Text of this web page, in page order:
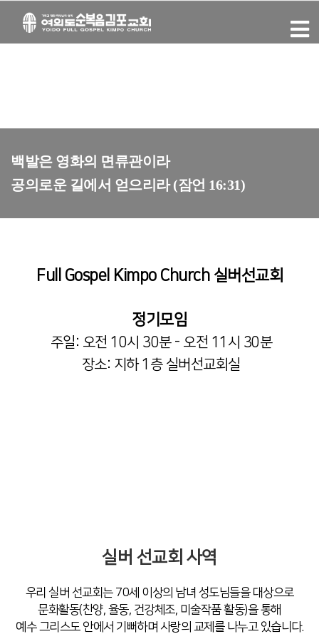
백발은 영화의 면류관이라
공의로운 길에서 얻으리라 (잠언 16:31)
Full Gospel Kimpo Church 실버선교회
정기모임
주일: 오전 10시 30분 - 오전 11시 30분
장소: 지하 1층 실버선교회실
실버 선교회 사역
우리 실버 선교회는 70세 이상의 남녀 성도님들을 대상으로
문화활동(찬양, 율동, 건강체조, 미술작품 활동)을 통해
예수 그리스도 안에서 기뻐하며 사랑의 교제를 나누고 있습니다.